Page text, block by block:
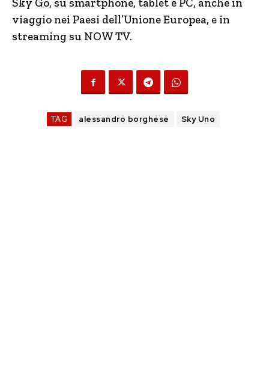
viaggio nei Paesi dell’Unione Europea, e in
streaming su NOW TV.
TAG alessandro borghese Sky Uno